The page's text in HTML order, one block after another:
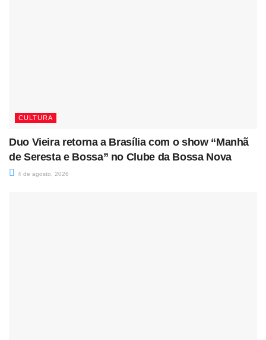
CULTURA
Duo Vieira retorna a Brasília com o show “Manhã
de Seresta e Bossa” no Clube da Bossa Nova
4 de agosto, 2026